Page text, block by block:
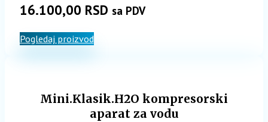
16.100,00 RSD sa PDV
Pogledaj proizvod
Mini.Klasik.H2O kompresorski
aparat za vodu